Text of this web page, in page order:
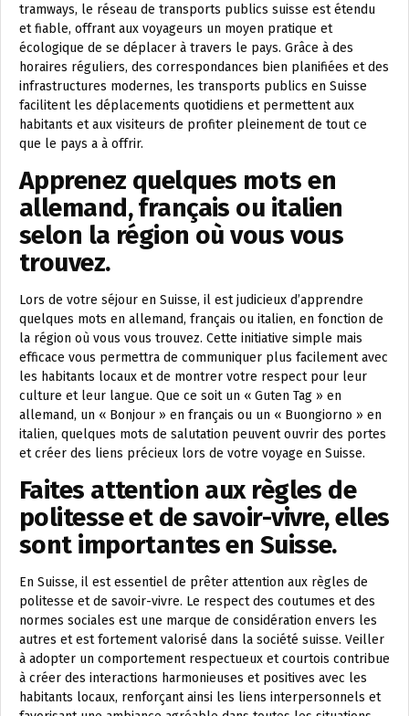
tramways, le réseau de transports publics suisse est étendu
et fiable, offrant aux voyageurs un moyen pratique et
écologique de se déplacer à travers le pays. Grâce à des
horaires réguliers, des correspondances bien planifiées et des
infrastructures modernes, les transports publics en Suisse
facilitent les déplacements quotidiens et permettent aux
habitants et aux visiteurs de profiter pleinement de tout ce
que le pays a à offrir.
Apprenez quelques mots en
allemand, français ou italien
selon la région où vous vous
trouvez.
Lors de votre séjour en Suisse, il est judicieux d’apprendre
quelques mots en allemand, français ou italien, en fonction de
la région où vous vous trouvez. Cette initiative simple mais
efficace vous permettra de communiquer plus facilement avec
les habitants locaux et de montrer votre respect pour leur
culture et leur langue. Que ce soit un « Guten Tag » en
allemand, un « Bonjour » en français ou un « Buongiorno » en
italien, quelques mots de salutation peuvent ouvrir des portes
et créer des liens précieux lors de votre voyage en Suisse.
Faites attention aux règles de
politesse et de savoir-vivre, elles
sont importantes en Suisse.
En Suisse, il est essentiel de prêter attention aux règles de
politesse et de savoir-vivre. Le respect des coutumes et des
normes sociales est une marque de considération envers les
autres et est fortement valorisé dans la société suisse. Veiller
à adopter un comportement respectueux et courtois contribue
à créer des interactions harmonieuses et positives avec les
habitants locaux, renforçant ainsi les liens interpersonnels et